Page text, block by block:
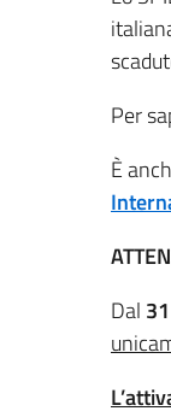
Per
È
Dal